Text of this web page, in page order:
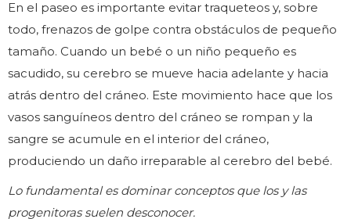
En el paseo es importante evitar traqueteos y, sobre
todo, frenazos de golpe contra obstáculos de pequeño
tamaño. Cuando un bebé o un niño pequeño es
sacudido, su cerebro se mueve hacia adelante y hacia
atrás dentro del cráneo. Este movimiento hace que los
vasos sanguíneos dentro del cráneo se rompan y la
sangre se acumule en el interior del cráneo,
produciendo un daño irreparable al cerebro del bebé.
Lo fundamental es dominar conceptos que los y las
progenitoras suelen desconocer.